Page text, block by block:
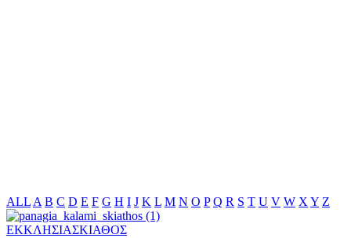
ALL A B C D E F G H I J K L M N O P Q R S T U V W X Y Z
ΕΚΚΛΗΣΙΑΣΚΙΑΘΟΣ